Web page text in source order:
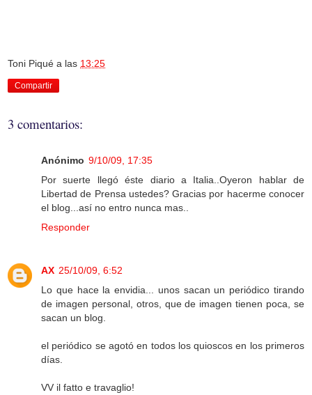
Toni Piqué a las 13:25
Compartir
3 comentarios:
Anónimo 9/10/09, 17:35
Por suerte llegó éste diario a Italia..Oyeron hablar de
Libertad de Prensa ustedes? Gracias por hacerme conocer
el blog...así no entro nunca mas..
Responder
AX 25/10/09, 6:52
Lo que hace la envidia... unos sacan un periódico tirando
de imagen personal, otros, que de imagen tienen poca, se
sacan un blog.
el periódico se agotó en todos los quioscos en los primeros
días.
VV il fatto e travaglio!